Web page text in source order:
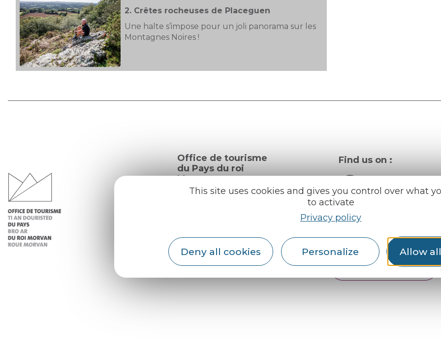
This site uses cookies and gives you control over what
to activate
Privacy policy
Deny all cookies Personalize Allow
2. Crêtes rocheuses de Placeguen
Une halte s’impose pour un joli panorama sur les
Montagnes Noires !
Office de tourisme
du Pays du roi
Morvan
Weather
Find us on :
Espace pro
Partners
English